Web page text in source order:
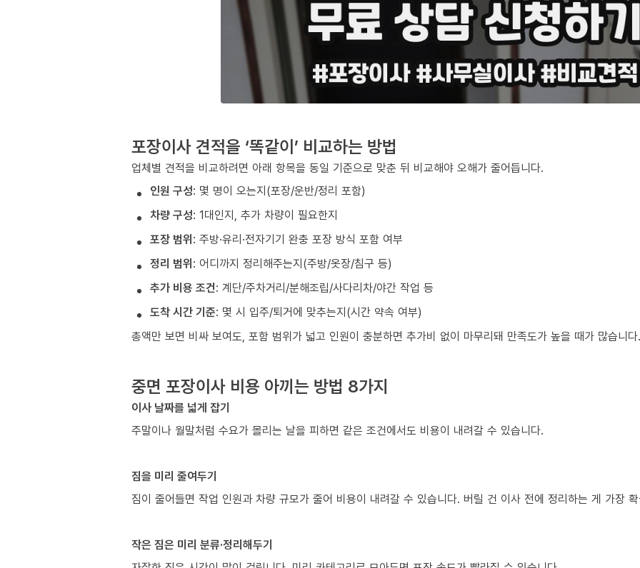
포장이사 견적을 ‘똑같이’ 비교하는 방법
업체별 견적을 비교하려면 아래 항목을 동일 기준으로 맞춘 뒤 비교해야 오해가 줄어듭니다.
인원 구성: 몇 명이 오는지(포장/운반/정리 포함)
차량 구성: 1대인지, 추가 차량이 필요한지
포장 범위: 주방·유리·전자기기 완충 포장 방식 포함 여부
정리 범위: 어디까지 정리해주는지(주방/옷장/침구 등)
추가 비용 조건: 계단/주차거리/분해조립/사다리차/야간 작업 등
도착 시간 기준: 몇 시 입주/퇴거에 맞추는지(시간 약속 여부)
총액만 보면 비싸 보여도, 포함 범위가 넓고 인원이 충분하면 추가비 없이 마무리돼 만족도가 높을 때가 많습니다.
중면 포장이사 비용 아끼는 방법 8가지
이사 날짜를 넓게 잡기
주말이나 월말처럼 수요가 몰리는 날을 피하면 같은 조건에서도 비용이 내려갈 수 있습니다.
짐을 미리 줄여두기
짐이 줄어들면 작업 인원과 차량 규모가 줄어 비용이 내려갈 수 있습니다. 버릴 건 이사 전에 정리하는 게 가장
작은 짐은 미리 분류·정리해두기